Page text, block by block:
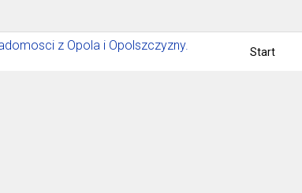
Start